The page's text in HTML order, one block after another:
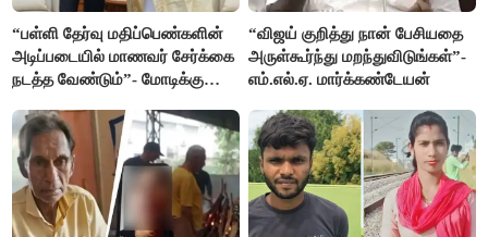
“பள்ளி தேர்வு மதிப்பெண்களின்
அடிப்படையில் மாணவர் சேர்க்கை
நடத்த வேண்டும்”- மோடிக்கு
“விஜய் குறித்து நான் பேசியதை
அருள்கூர்ந்து மறந்துவிடுங்கள்”-
எம்.எல்.ஏ. மார்க்கண்டேயன்